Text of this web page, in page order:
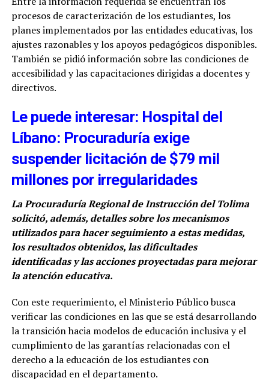
procesos de caracterización de los estudiantes, los
planes implementados por las entidades educativas, los
ajustes razonables y los apoyos pedagógicos disponibles.
También se pidió información sobre las condiciones de
accesibilidad y las capacitaciones dirigidas a docentes y
directivos.
Le puede interesar: Hospital del
Líbano: Procuraduría exige
suspender licitación de $79 mil
millones por irregularidades
La Procuraduría Regional de Instrucción del Tolima
solicitó, además, detalles sobre los mecanismos
utilizados para hacer seguimiento a estas medidas,
los resultados obtenidos, las dificultades
identificadas y las acciones proyectadas para mejorar
la atención educativa.
Con este requerimiento, el Ministerio Público busca
verificar las condiciones en las que se está desarrollando
la transición hacia modelos de educación inclusiva y el
cumplimiento de las garantías relacionadas con el
derecho a la educación de los estudiantes con
discapacidad en el departamento.